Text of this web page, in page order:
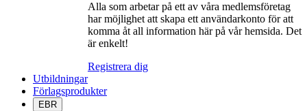
Alla som arbetar på ett av våra medlemsföretag
har möjlighet att skapa ett användarkonto för att
komma åt all information här på vår hemsida. Det
är enkelt!
Registrera dig
Utbildningar
Förlagsprodukter
EBR